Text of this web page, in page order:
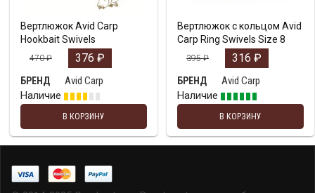
Вертлюжок Avid Carp
Hookbait Swivels
470₽ 376 ₽
БРЕНД
Avid Carp
Наличие
В КОРЗИНУ
Вертлюжок с кольцом Avid
Carp Ring Swivels Size 8
395₽ 316 ₽
БРЕНД
Avid Carp
Наличие
В КОРЗИНУ